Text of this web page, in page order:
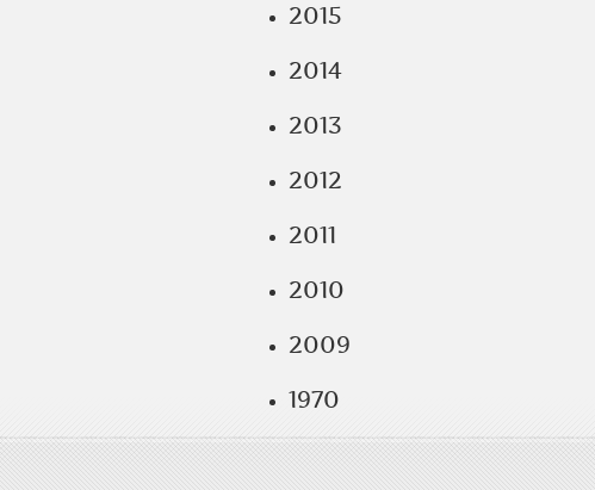
2015
2014
2013
2012
2011
2010
2009
1970